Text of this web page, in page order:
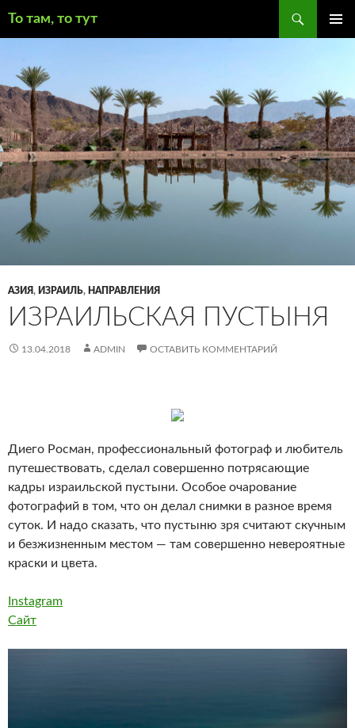
То там, то тут
СОДЕРЖИМОМУ
АЗИЯ, ИЗРАИЛЬ, НАПРАВЛЕНИЯ
ИЗРАИЛЬСКАЯ ПУСТЫНЯ
13.04.2018 ADMIN ОСТАВИТЬ КОММЕНТАРИЙ
Диего Росман, профессиональный фотограф и любитель
путешествовать, сделал совершенно потрясающие
кадры израильской пустыни. Особое очарование
фотографий в том, что он делал снимки в разное время
суток. И надо сказать, что пустыню зря считают скучным
и безжизненным местом — там совершенно невероятные
краски и цвета.
Instagram
Сайт